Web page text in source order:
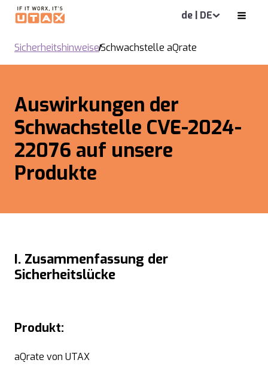
de | DE
SicherheitshinweiseSchwachstelle aQrate
Auswirkungen der
Schwachstelle CVE-2024-
22076 auf unsere
Produkte
I. Zusammenfassung der
Sicherheitslücke
Produkt:
aQrate von UTAX